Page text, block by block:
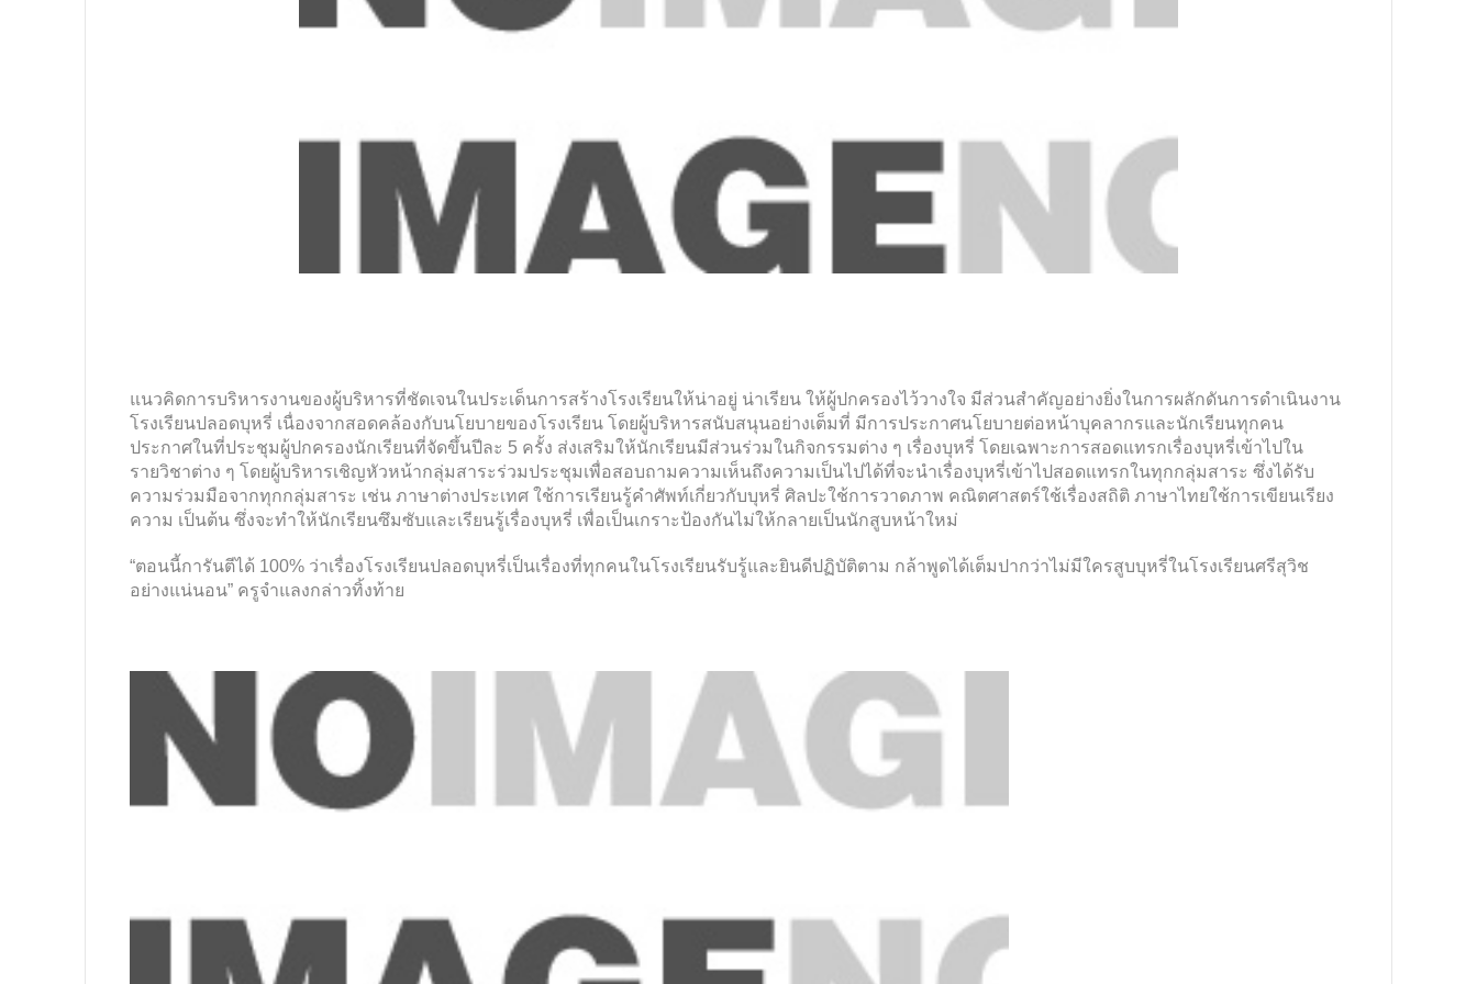
แนวคิดการบริหารงานของผู้บริหารที่ชัดเจนในประเด็นการสร้างโรงเรียนให้น่าอยู่ น่าเรียน ให้ผู้ปกครองไว้วางใจ มีส่วนสำคัญอย่างยิ่งในการผลักดันการดำเนินงาน
โรงเรียนปลอดบุหรี่ เนื่องจากสอดคล้องกับนโยบายของโรงเรียน โดยผู้บริหารสนับสนุนอย่างเต็มที่ มีการประกาศนโยบายต่อหน้าบุคลากรและนักเรียนทุกคน
ประกาศในที่ประชุมผู้ปกครองนักเรียนที่จัดขึ้นปีละ 5 ครั้ง ส่งเสริมให้นักเรียนมีส่วนร่วมในกิจกรรมต่าง ๆ เรื่องบุหรี่ โดยเฉพาะการสอดแทรกเรื่องบุหรี่เข้าไปใน
รายวิชาต่าง ๆ โดยผู้บริหารเชิญหัวหน้ากลุ่มสาระร่วมประชุมเพื่อสอบถามความเห็นถึงความเป็นไปได้ที่จะนำเรื่องบุหรี่เข้าไปสอดแทรกในทุกกลุ่มสาระ ซึ่งได้รับ
ความร่วมมือจากทุกกลุ่มสาระ เช่น ภาษาต่างประเทศ ใช้การเรียนรู้คำศัพท์เกี่ยวกับบุหรี่ ศิลปะใช้การวาดภาพ คณิตศาสตร์ใช้เรื่องสถิติ ภาษาไทยใช้การเขียนเรียง
ความ เป็นต้น ซึ่งจะทำให้นักเรียนซึมซับและเรียนรู้เรื่องบุหรี่ เพื่อเป็นเกราะป้องกันไม่ให้กลายเป็นนักสูบหน้าใหม่
“ตอนนี้การันตีได้ 100% ว่าเรื่องโรงเรียนปลอดบุหรี่เป็นเรื่องที่ทุกคนในโรงเรียนรับรู้และยินดีปฏิบัติตาม กล้าพูดได้เต็มปากว่าไม่มีใครสูบบุหรี่ในโรงเรียนศรีสุวิช
อย่างแน่นอน” ครูจำแลงกล่าวทิ้งท้าย